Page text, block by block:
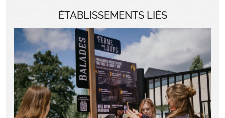
ÉTABLISSEMENTS LIÉS